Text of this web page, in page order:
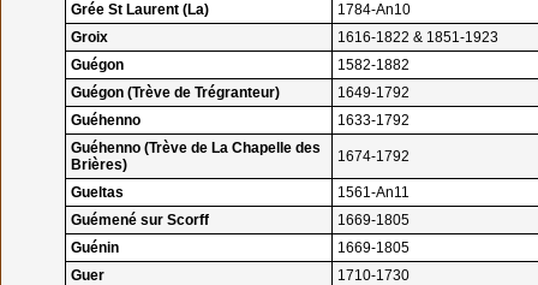
Grée St Laurent (La)
1784-An10
Groix
1616-1822 & 1851-1923
Guégon
1582-1882
Guégon (Trève de Trégranteur)
1649-1792
Guéhenno
1633-1792
Guéhenno (Trève de La Chapelle des
Brières)
1674-1792
Gueltas
1561-An11
Guémené sur Scorff
1669-1805
Guénin
1669-1805
Guer
1710-1730